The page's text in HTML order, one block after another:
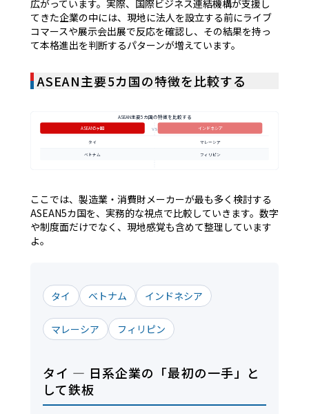
広がっています。実際、国際ビジネス連結機構が支援し
てきた企業の中には、現地に法人を設立する前にライブ
コマースや展示会出展で反応を確認し、その結果を持っ
て本格進出を判断するパターンが増えています。
ASEAN主要5カ国の特徴を比較する
ASEAN主要5カ国の特徴を比較する
ASEAN5ヶ国 インドネシア
vs
タイ マレーシア
ベトナム フィリピン
ここでは、製造業・消費財メーカーが最も多く検討する
ASEAN5カ国を、実務的な視点で比較していきます。数字
や制度面だけでなく、現地感覚も含めて整理しています
よ。
タイ ベトナム インドネシア
マレーシア フィリピン
タイ — 日系企業の「最初の一手」と
して鉄板